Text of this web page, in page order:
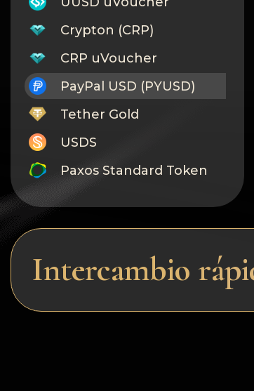
Crypton (CRP)
CRP uVoucher
PayPal USD (PYUSD)
Tether Gold
USDS
Paxos Standard Token
Monero
Tron
GRAM
Notcoin (NOT)
Intercambio